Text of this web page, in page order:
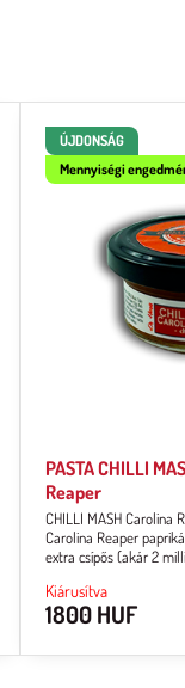
ÚJDONSÁG
Mennyiségi
PASTA CHILLI
Reaper
CHILLI MASH Carolina
Carolina Reaper
extra csípős (akár 2
fogyasztásra. Az
Kiárusítva
1800 HUF